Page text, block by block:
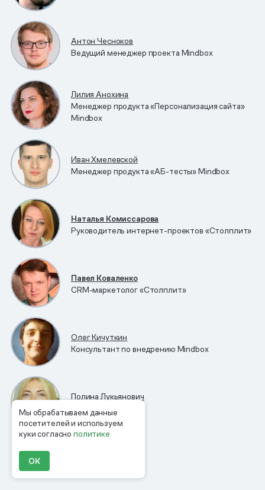
Мы обрабатываем данные
посетителей и используем
куки согласнополитике
ОК
Антон Чесноков
Ведущий менеджер проекта Mindbox
Лилия Анохина
Менеджер продукта «Персонализация сайта»
Mindbox
Иван Хмелевской
Менеджер продукта «АБ-тесты» Mindbox
Наталья Комиссарова
Руководитель интернет-проектов «Столплит»
Павел Коваленко
CRM-маркетолог «Столплит»
Олег Кичуткин
Консультант по внедрению Mindbox
Полина Лукьянович